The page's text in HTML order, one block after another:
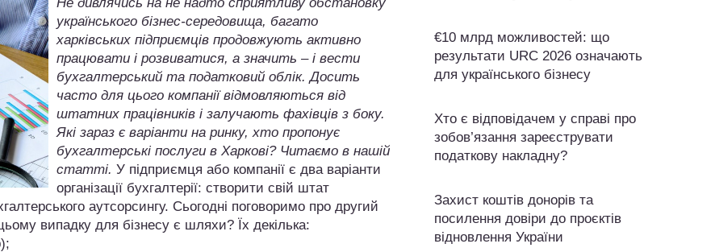
українського бізнес-середовища, багато
харківських підприємців продовжують активно
працювати і розвиватися, а значить – і вести
бухгалтерський та податковий облік. Досить
часто для цього компанії відмовляються від
штатних працівників і залучають фахівців з боку.
Які зараз є варіанти на ринку, хто пропонує
бухгалтерські послуги в Харкові? Читаємо в нашій
статті. У підприємця або компанії є два варіанти
організації бухгалтерії: створити свій штат
аутсорсингу. Сьогодні поговоримо про другий
випадку для бізнесу є шляхи? Їх декілька:
€10 млрд можливостей: що
результати URC 2026 означають
для українського бізнесу
Хто є відповідачем у справі про
зобов’язання зареєструвати
податкову накладну?
Захист коштів донорів та
посилення довіри до проєктів
відновлення України